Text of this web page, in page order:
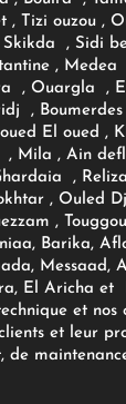
, Tizi ouzou ,
, Sidi
,
, Ouargla ,
,
El oued ,
Mila , Ain
,
, Ouled
,
Barika,
Messaad,
El Aricha et
et nos
et leur
de